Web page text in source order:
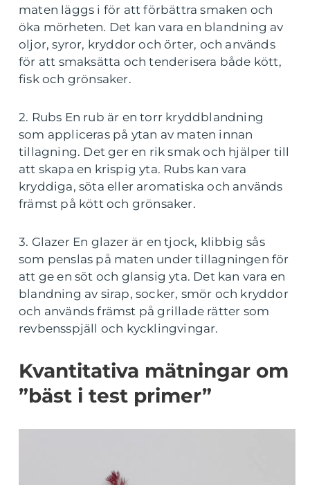
maten läggs i för att förbättra smaken och
öka mörheten. Det kan vara en blandning av
oljor, syror, kryddor och örter, och används
för att smaksätta och tenderisera både kött,
fisk och grönsaker.
2. Rubs En rub är en torr kryddblandning
som appliceras på ytan av maten innan
tillagning. Det ger en rik smak och hjälper till
att skapa en krispig yta. Rubs kan vara
kryddiga, söta eller aromatiska och används
främst på kött och grönsaker.
3. Glazer En glazer är en tjock, klibbig sås
som penslas på maten under tillagningen för
att ge en söt och glansig yta. Det kan vara en
blandning av sirap, socker, smör och kryddor
och används främst på grillade rätter som
revbensspjäll och kycklingvingar.
Kvantitativa mätningar om
”bäst i test primer”